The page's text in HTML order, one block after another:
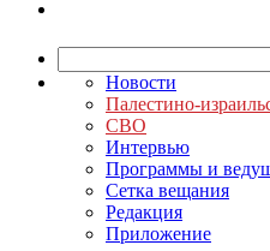
Новости
Палестино-
СВО
Интервью
Программы и
Сетка вещания
Редакция
Приложение